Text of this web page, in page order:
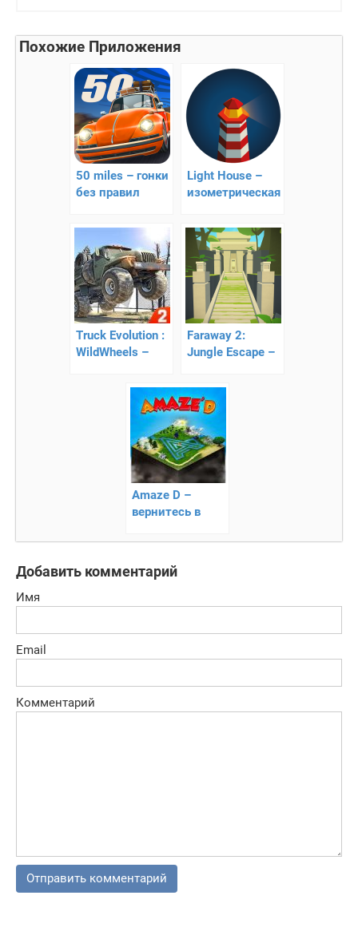
Похожие Приложения
50 miles – гонки
без правил
Light House –
изометрическая
Truck Evolution :
WildWheels –
Faraway 2:
Jungle Escape –
правильный
выход
Amaze D –
вернитесь в
Добавить комментарий
Имя
Email
Комментарий